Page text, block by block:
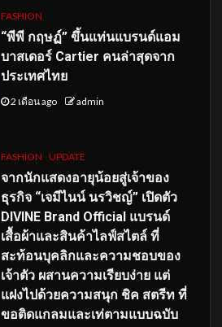
FASHION
“พีพี กฤษฏ์” ขึ้นแท่นแบรนด์แอม
บาสเดอร์ Cartier คนล่าสุดจาก
ประเทศไทย
2 เดือน ago admin
FASHION UPDATE
จากนักแสดงอายุน้อยสู่เจ้าของ
ธุรกิจ “เจมีไนน์ นรวิชญ์” เปิดตัว
DIVINE Brand Official แบรนด์
เสื้อผ้าและสินค้าไลฟ์สไตล์ ที่
สะท้อนบุคลิกและความชอบของ
เจ้าตัว ผสานความเรียบง่าย แต่
แฝงไปด้วยความสนุก ชิค สตรีท ที่
ขอติดแกลมและเท่ตามแบบฉบับ